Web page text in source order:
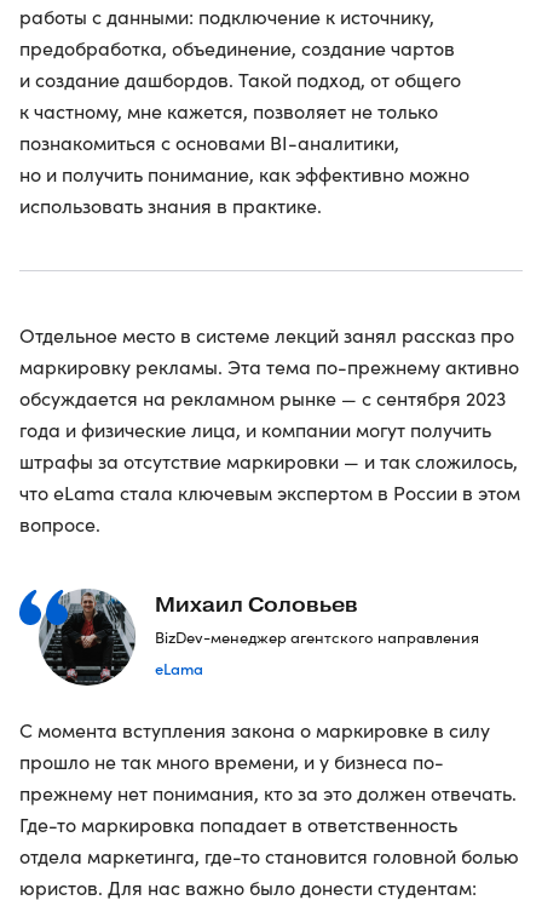
работы с данными: подключение к источнику,
предобработка, объединение, создание чартов
и создание дашбордов. Такой подход, от общего
к частному, мне кажется, позволяет не только
познакомиться с основами BI-аналитики,
но и получить понимание, как эффективно можно
использовать знания в практике.
Отдельное место в системе лекций занял рассказ про
маркировку рекламы. Эта тема по-прежнему активно
обсуждается на рекламном рынке — с сентября 2023
года и физические лица, и компании могут получить
штрафы за отсутствие маркировки — и так сложилось,
что eLama стала ключевым экспертом в России в этом
вопросе.
Михаил Соловьев
BizDev-менеджер агентского направления
eLama
С момента вступления закона о маркировке в силу
прошло не так много времени, и у бизнеса по-
прежнему нет понимания, кто за это должен отвечать.
Где-то маркировка попадает в ответственность
отдела маркетинга, где-то становится головной болью
юристов. Для нас важно было донести студентам: